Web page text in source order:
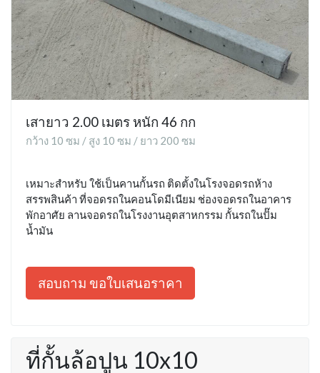
เสายาว 2.00 เมตร หนัก 46 กก
กว้าง 10 ซม / สูง 10 ซม / ยาว 200 ซม
เหมาะสำหรับ ใช้เป็นคานกั้นรถ ติดตั้งในโรงจอดรถห้าง
สรรพสินค้า ที่จอดรถในคอนโดมีเนียม ช่องจอดรถในอาคาร
พักอาศัย ลานจอดรถในโรงงานอุตสาหกรรม กั้นรถในปั๊ม
น้ำมัน
สอบถาม ขอใบเสนอราคา
ที่กั้นล้อปูน 10x10